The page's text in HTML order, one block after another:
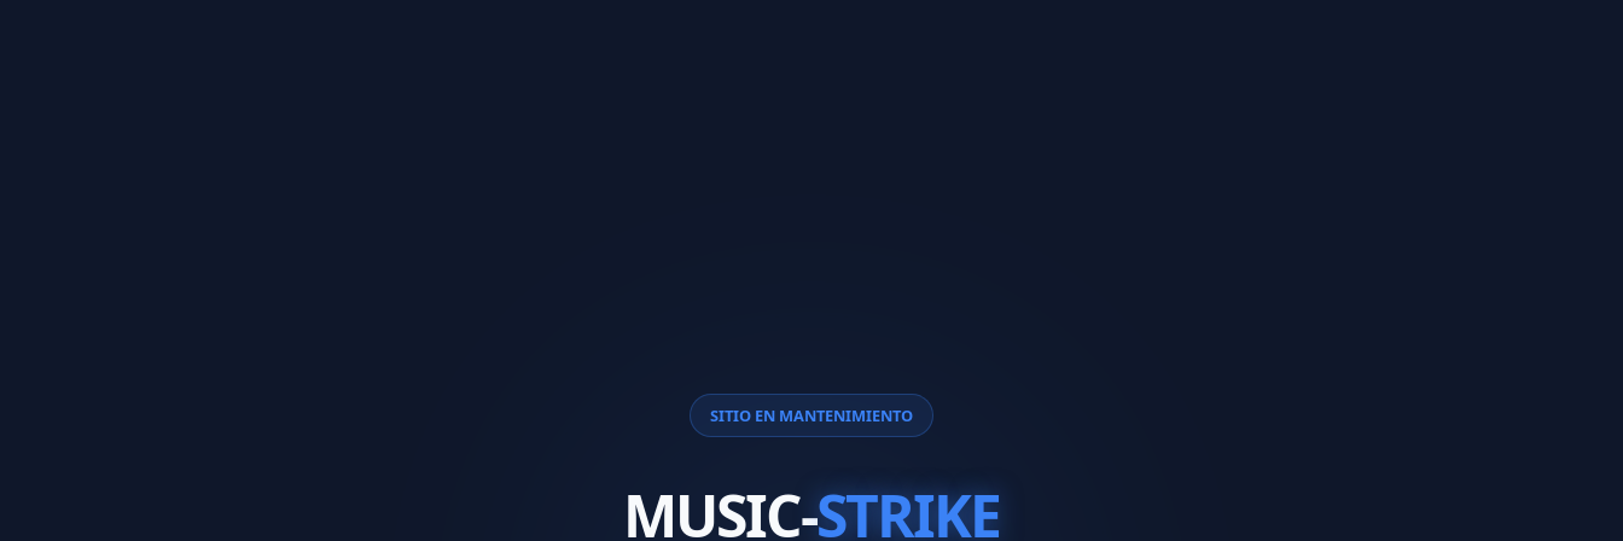
SITIO EN MANTENIMIENTO
MUSIC-STRIKE